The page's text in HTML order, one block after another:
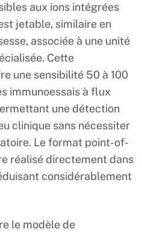
aux ions intégrées
jetable, similaire en
associée à une unité
Cette
une sensibilité 50 à 100
immunoessais à flux
une détection
clinique sans nécessiter
Le format point-of-
réalisé directement dans
considérablement
le modèle de